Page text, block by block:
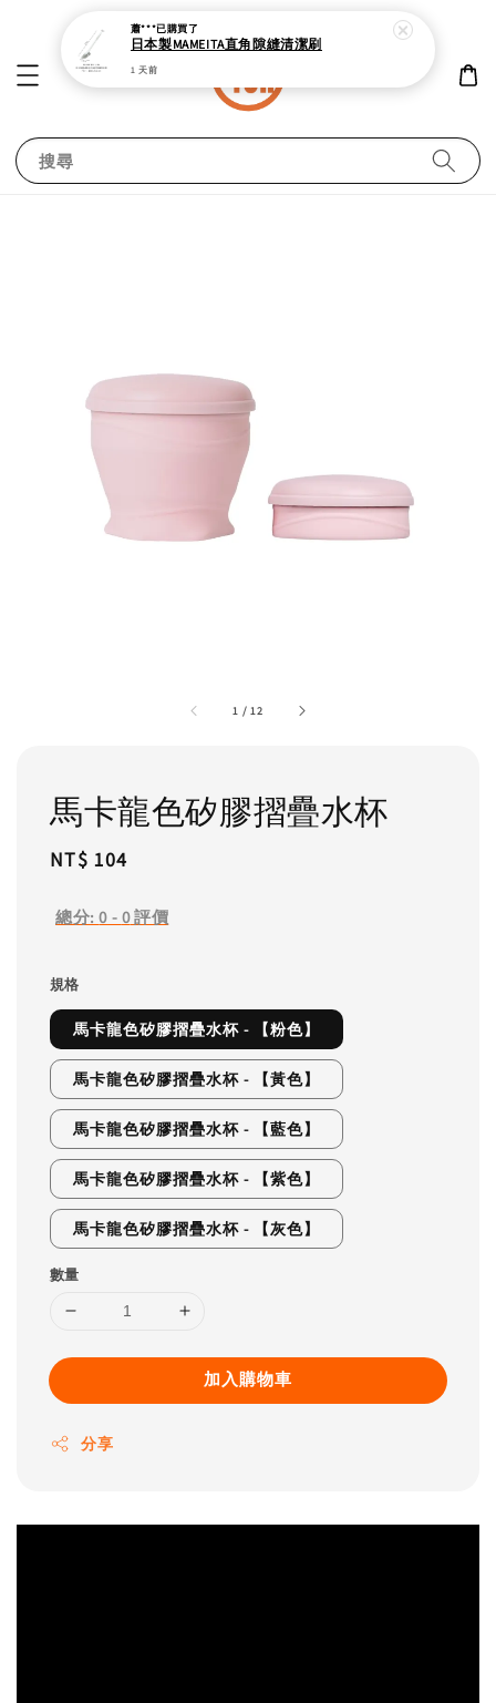
搜尋
1 / 12
馬卡龍色矽膠摺疊水杯
Regular
NT$ 104
總分:0 - 0評價
規格
馬卡龍色矽膠摺疊水杯 - 【粉色】
馬卡龍色矽膠摺疊水杯 - 【黃色】
馬卡龍色矽膠摺疊水杯 - 【藍色】
馬卡龍色矽膠摺疊水杯 - 【紫色】
馬卡龍色矽膠摺疊水杯 - 【灰色】
數量
加入購物車
分享
1 天前